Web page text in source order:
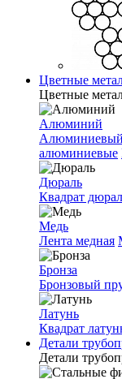
Цветные
Цветные
Алюминий
алюминиевые
Дюраль
Квадрат
Медь
Лента медная
Бронза
Бронзовый
Латунь
Квадрат
Детали
Детали